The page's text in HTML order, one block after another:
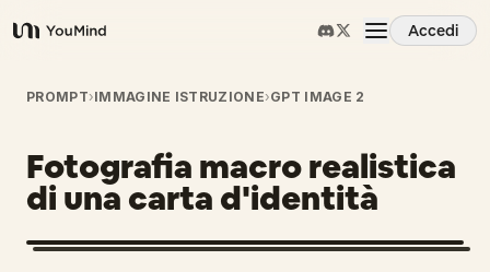
YouMind
Accedi
Panoramica
Casi d'uso
Abilità
PROMPT›IMMAGINE ISTRUZIONE›GPT IMAGE 2
Fotografia macro realistica
di una carta d'identità